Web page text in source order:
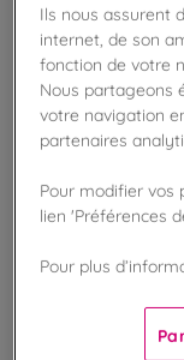
Ils nous assurent
internet, de son
fonction de votre
Nous partageons
votre navigation
partenaires
Pour modifier vos
lien 'Préférences
Pour plus